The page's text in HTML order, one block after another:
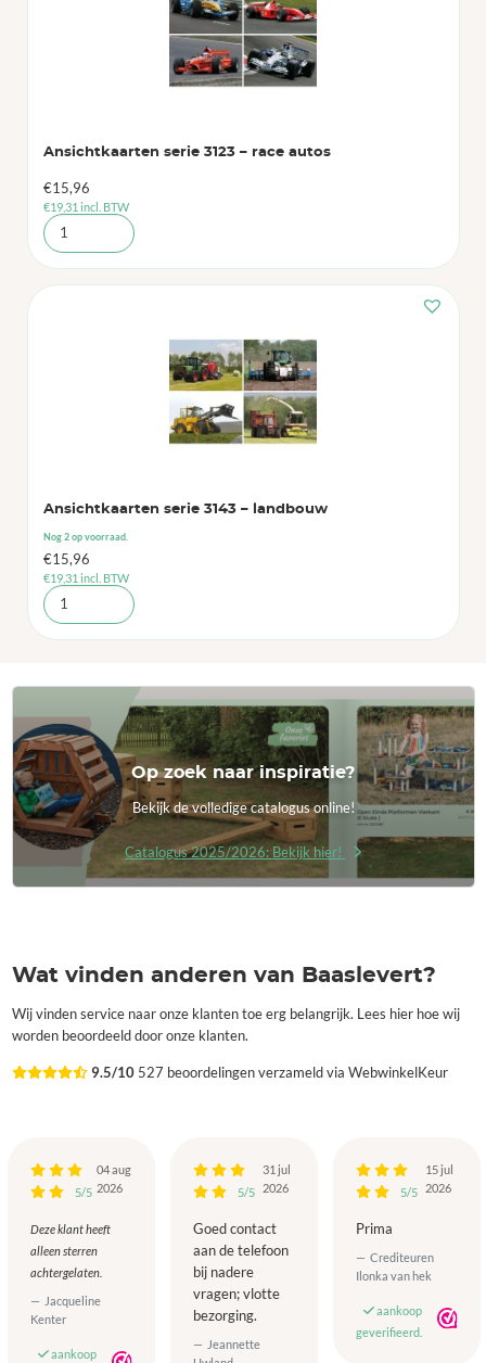
Ansichtkaarten serie 3123 – race autos
€15,96
€19,31 incl. BTW
Ansichtkaarten serie 3143 – landbouw
Nog 2 op voorraad.
€15,96
€19,31 incl. BTW
Op zoek naar inspiratie?
Bekijk de volledige catalogus online!
Catalogus 2025/2026: Bekijk hier!
Wat vinden anderen van Baaslevert?
Wij vinden service naar onze klanten toe erg belangrijk. Lees hier hoe wij
worden beoordeeld door onze klanten.
9.5/10 527 beoordelingen verzameld via WebwinkelKeur
5/5
04 aug
2026
Deze klant heeft
alleen sterren
achtergelaten.
Jacqueline
Kenter
aankoop
5/5
31 jul
2026
Goed contact
aan de telefoon
bij nadere
vragen; vlotte
bezorging.
Jeannette
5/5
15 jul
2026
Prima
Crediteuren
Ilonka van hek
aankoop
geverifieerd.